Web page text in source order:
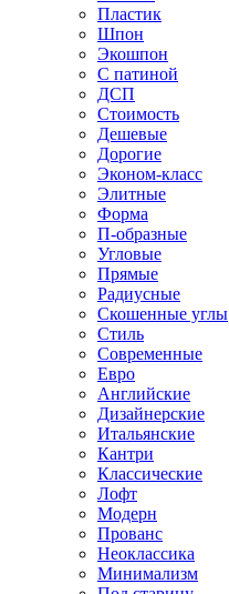
Пластик
Шпон
Экошпон
С патиной
ДСП
Стоимость
Дешевые
Дорогие
Эконом-класс
Элитные
Форма
П-образные
Угловые
Прямые
Радиусные
Скошенные углы
Стиль
Современные
Евро
Английские
Дизайнерские
Итальянские
Кантри
Классические
Лофт
Модерн
Прованс
Неоклассика
Минимализм